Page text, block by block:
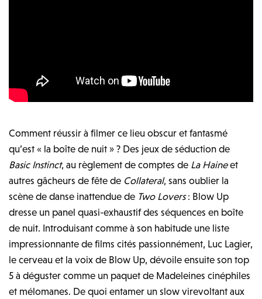
Comment réussir à filmer ce lieu obscur et fantasmé
qu’est « la boîte de nuit » ? Des jeux de séduction de
Basic Instinct, au règlement de comptes de La Haineet
autres gâcheurs de fête de Collateral, sans oublier la
scène de danse inattendue de Two Lovers: Blow Up
dresse un panel quasi-exhaustif des séquences en boîte
de nuit. Introduisant comme à son habitude une liste
impressionnante de films cités passionnément, Luc Lagier,
le cerveau et la voix de Blow Up, dévoile ensuite son top
5 à déguster comme un paquet de Madeleines cinéphiles
et mélomanes. De quoi entamer un slow virevoltant aux